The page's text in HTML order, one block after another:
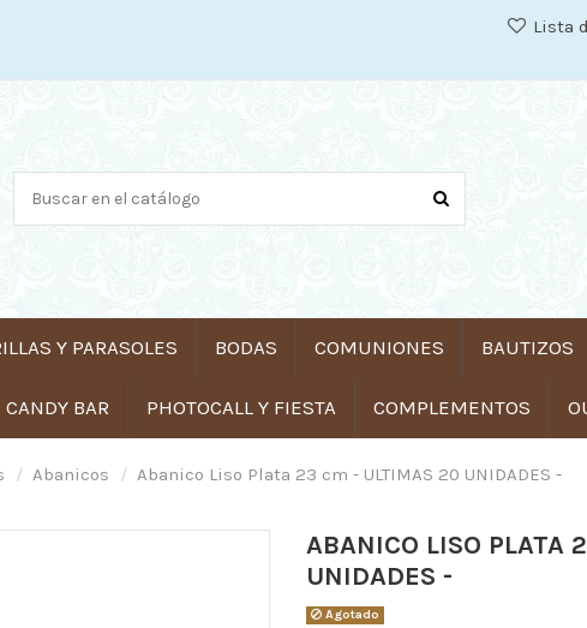
Lista
Y PARASOLES BODAS COMUNIONES BAUTIZOS
CANDY BAR PHOTOCALL Y FIESTA COMPLEMENTOS
Abanicos Abanico Liso Plata 23 cm - ULTIMAS 20 UNIDADES -
ABANICO LISO PLATA
UNIDADES -
Agotado